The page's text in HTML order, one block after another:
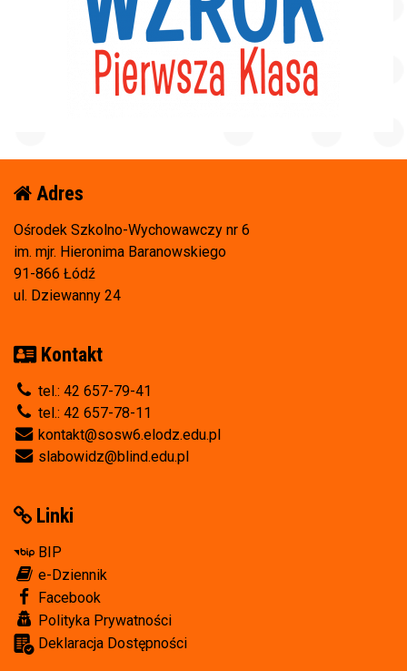
Adres
Ośrodek Szkolno-Wychowawczy nr 6
im. mjr. Hieronima Baranowskiego
91-866 Łódź
ul. Dziewanny 24
Kontakt
tel.: 42 657-79-41
tel.: 42 657-78-11
kontakt@sosw6.elodz.edu.pl
slabowidz@blind.edu.pl
Linki
BIP
e-Dziennik
Facebook
Polityka Prywatności
Deklaracja Dostępności